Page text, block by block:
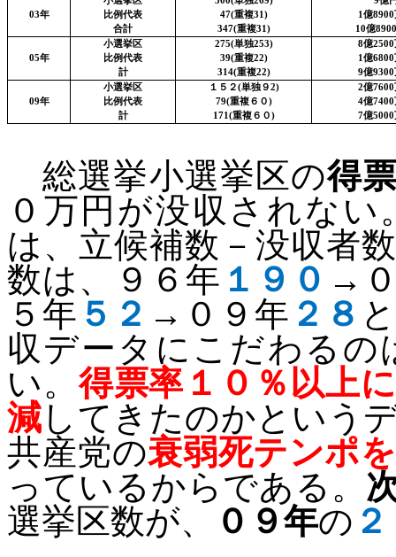
03年
比例代表
合計
47(重複31)
347(重複31)
1 億8900
10億8900
05年
小選挙区
比例代表
計
275(単独253)
39(重複22)
314(重複22)
8億2500
1 億6800
9億9300
09年
小選挙区
比例代表
計
１５２(単独９2)
79(重複６０)
171(重複６０)
2億7600
4億7400
7億5000
総選挙小選挙区の得
０万円が没収されない
は、立候補数－没収者
数は、９６年 １９０ →
５年 ５２ →０９年 ２８ と
収データにこだわるの
い。得票率１０％以上
減してきたのかという
共産党の衰弱死テンポ
っているからである。
選挙区数が、
０９年の